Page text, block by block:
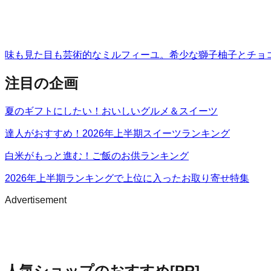
味も見た目も芸術的なミルフィーユ。希少な獅子柚子とチョ
注目の企画
夏のギフトにしたい！おいしいグルメ＆スイーツ
達人がおすすめ！2026年上半期スイーツランキング
白米がもっと進む！ご飯のお供ランキング
2026年上半期ランキングで上位に入ったお取り寄せ特集
Advertisement